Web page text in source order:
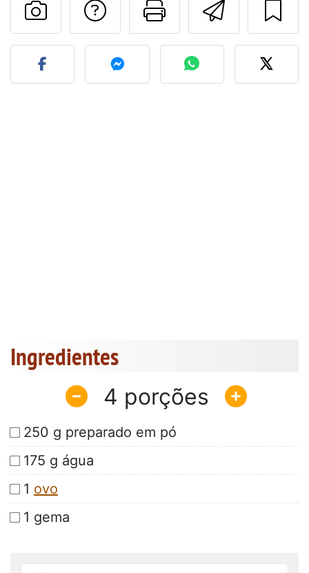
Imprima
Falar com o autor
Fez esta receita?
Ingredientes
4
250 g preparado em pó
175 g água
1 ovo
1 gema